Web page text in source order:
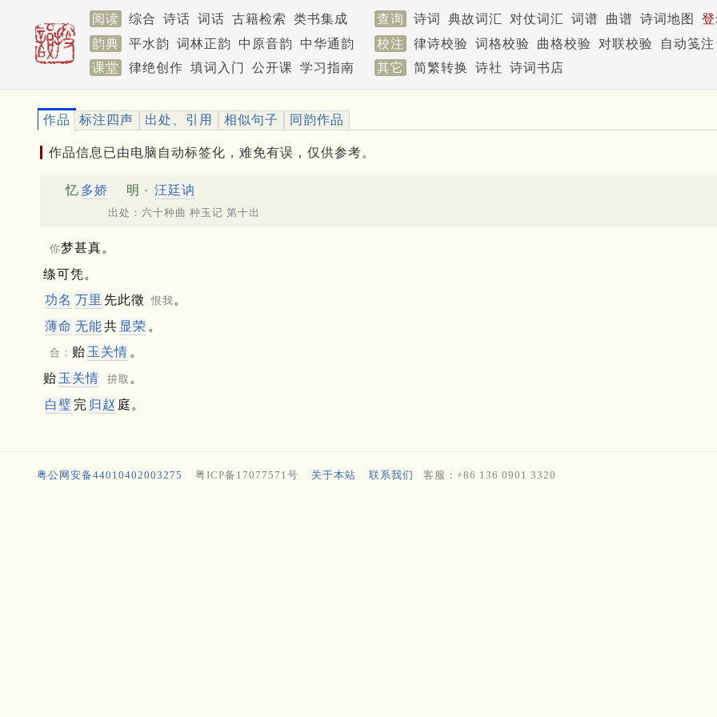
阅读 综合 诗话 词话 古籍检索 类书集成 查询 诗词 典故词汇 对仗词汇 词谱 曲谱 诗词地图
韵典
平水韵 词林正韵 中原音韵 中华通韵 校注 律诗校验 词格校验 曲格校验 对联校验
自动笺注
课堂
律绝创作 填词入门 公开课 学习指南 其它 简繁转换 诗社 诗词书店
作品 标注四声 出处、引用 相似句子 同韵作品
作品信息已由电脑自动标签化，难免有误，仅供参考。
忆 多娇 明 · 汪廷讷
出处：六十种曲 种玉记 第十出
你梦甚真。
绦可凭。
功名 万里 先此徵 恨我 。
薄命 无能共 显荣 。
合： 贻 玉关情 。
贻 玉关情 拚取 。
白璧 完 归赵 庭。
粤公网安备44010402003275 粤ICP备17077571号 关于本站 联系我们 客服：+86 136 0901 3320